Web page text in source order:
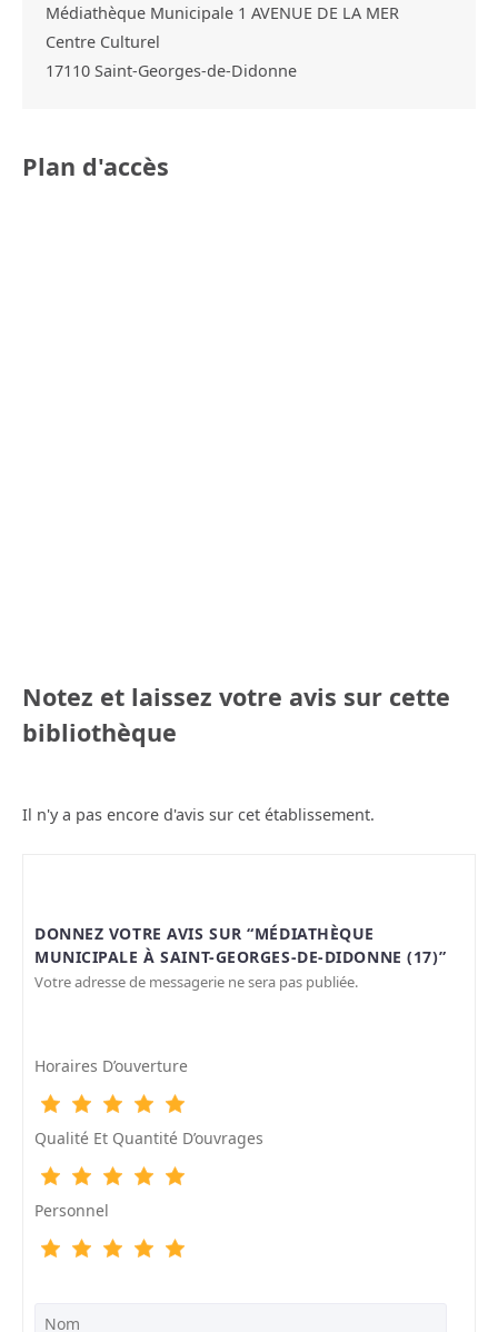
Médiathèque Municipale 1 AVENUE DE LA MER
Centre Culturel
17110 Saint-Georges-de-Didonne
Plan d'accès
Notez et laissez votre avis sur cette
bibliothèque
Il n'y a pas encore d'avis sur cet établissement.
DONNEZ VOTRE AVIS SUR “MÉDIATHÈQUE
MUNICIPALE À SAINT-GEORGES-DE-DIDONNE (17)”
Votre adresse de messagerie ne sera pas publiée.
Horaires D’ouverture
Qualité Et Quantité D’ouvrages
Personnel